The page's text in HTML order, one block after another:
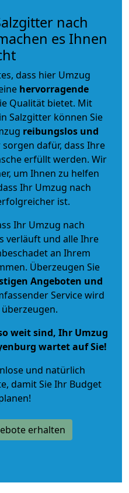
nach
es Ihnen
dass hier Umzug
hervorragende
Qualität bietet. Mit
Salzgitter können Sie
reibungslos und
dafür, dass Ihre
erfüllt werden. Wir
um Ihnen zu helfen
Ihr Umzug nach
ist.
Ihr Umzug nach
verläuft und alle Ihre
an Ihrem
Überzeugen Sie
Angeboten und
Service wird
weit sind, Ihr Umzug
wartet auf Sie!
und natürlich
, damit Sie Ihr Budget
erhalten